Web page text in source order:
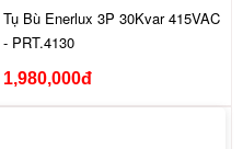
Tụ Bù Enerlux 3P 30Kvar 415VAC
- PRT.4130
1,980,000đ